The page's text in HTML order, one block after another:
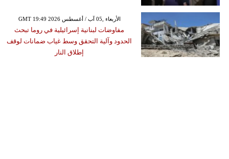
GMT 19:49 2026 الأربعاء ,05 آب / أغسطس
مفاوضات لبنانية إسرائيلية في روما تبحث
الحدود وآلية التحقق وسط غياب ضمانات لوقف
إطلاق النار